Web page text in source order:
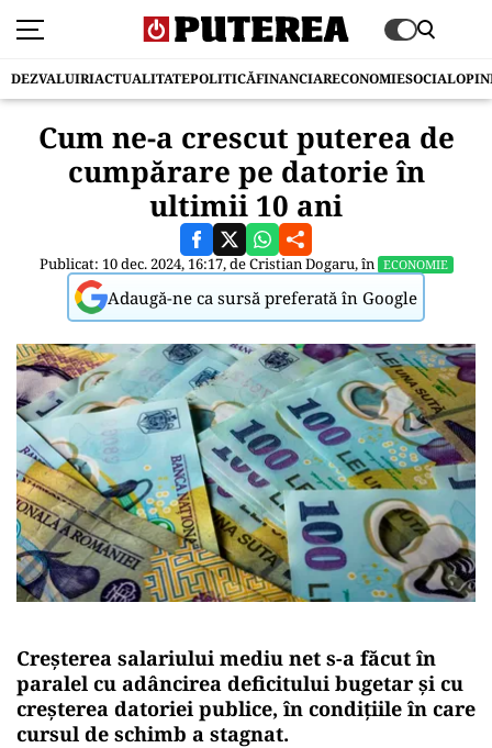
DEZVALUIRIACTUALITATEPOLITICĂFINANCIARECONOMIESOCIAL
Cum ne-a crescut puterea de
cumpărare pe datorie în
ultimii 10 ani
Publicat: 10 dec. 2024, 16:17, deCristian Dogaru, în ECONOMIE
Adaugă-ne ca sursă preferată în Google
Creșterea salariului mediu net s-a făcut în
paralel cu adâncirea deficitului bugetar și cu
creșterea datoriei publice, în condițiile în care
cursul de schimb a stagnat.